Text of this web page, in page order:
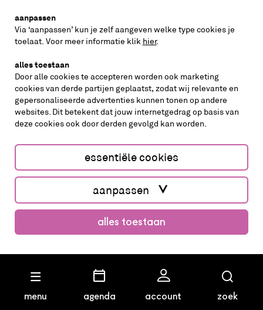
menu agenda account zoek
koop kaarten
volg ons op
cookies aanpassen cookies/privacy
Website by The Cre8ion.Lab
aanpassen
Via ‘aanpassen’ kun je zelf aangeven welke type cookies je
toelaat. Voor meer informatie klik hier.
alles toestaan
Door alle cookies te accepteren worden ook marketing
cookies van derde partijen geplaatst, zodat wij relevante en
gepersonaliseerde advertenties kunnen tonen op andere
websites. Dit betekent dat jouw internetgedrag op basis van
deze cookies ook door derden gevolgd kan worden.
essentiële cookies
aanpassen
alles toestaan